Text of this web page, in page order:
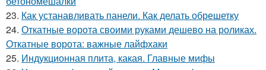
23. Как устанавливать панели. Как делать обрешетку
24. Откатные ворота своими руками дешево на роликах.
Откатные ворота: важные лайфхаки
25. Индукционная плита, какая. Главные мифы